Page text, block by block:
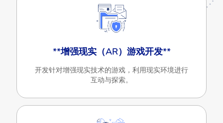
**增强现实（AR）游戏开发**
开发针对增强现实技术的游戏，利用现实环境进行
互动与探索。